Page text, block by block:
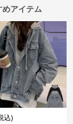
めアイテム
込)